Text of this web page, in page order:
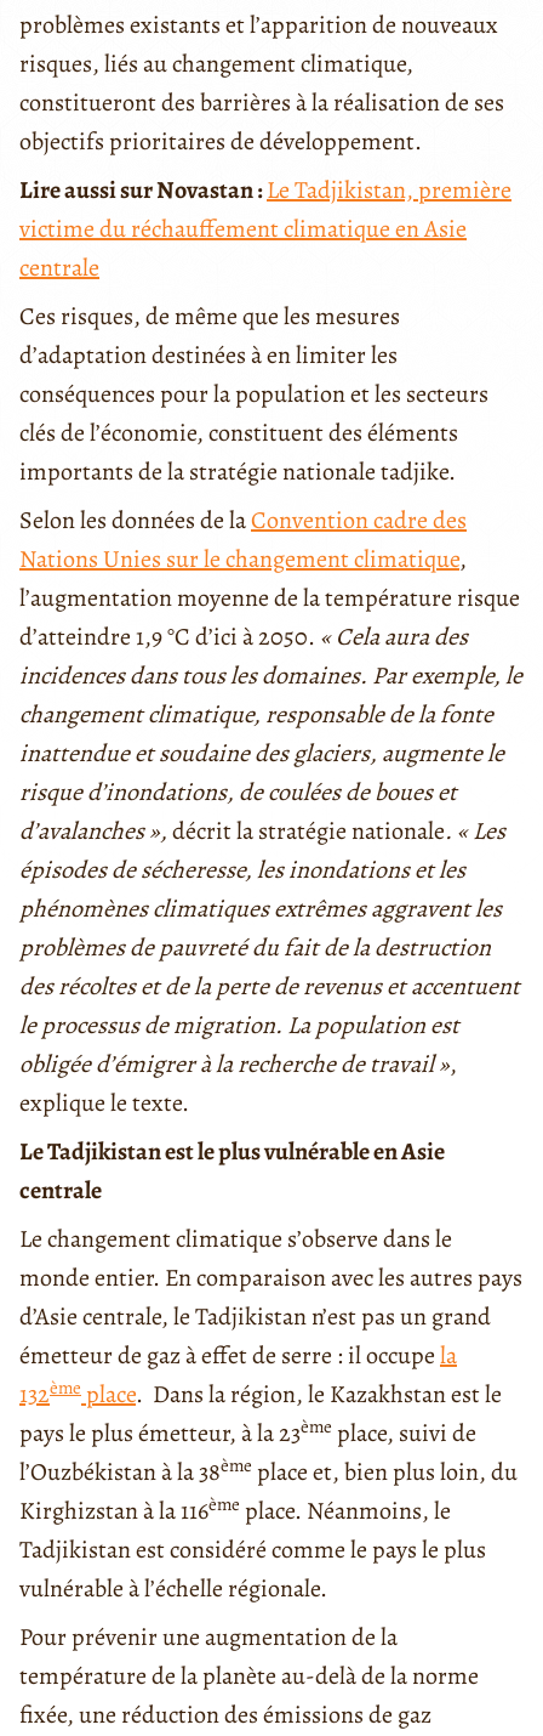
problèmes existants et l’apparition de nouveaux
risques, liés au changement climatique,
constitueront des barrières à la réalisation de ses
objectifs prioritaires de développement.
Lire aussi sur Novastan :Le Tadjikistan, première
victime du réchauffement climatique en Asie
centrale
Ces risques, de même que les mesures
d’adaptation destinées à en limiter les
conséquences pour la population et les secteurs
clés de l’économie, constituent des éléments
importants de la stratégie nationale tadjike.
Selon les données de laConvention cadre des
Nations Unies sur le changement climatique,
l’augmentation moyenne de la température risque
d’atteindre 1,9 °C d’ici à 2050. « Cela aura des
incidences dans tous les domaines. Par exemple, le
changement climatique, responsable de la fonte
inattendue et soudaine des glaciers, augmente le
risque d’inondations, de coulées de boues et
d’avalanches »,décrit la stratégie nationale. « Les
épisodes de sécheresse, les inondations et les
phénomènes climatiques extrêmes aggravent les
problèmes de pauvreté du fait de la destruction
des récoltes et de la perte de revenus et accentuent
le processus de migration. La population est
obligée d’émigrer à la recherche de travail »,
explique le texte.
Le Tadjikistan est le plus vulnérable en Asie
centrale
Le changement climatique s’observe dans le
monde entier. En comparaison avec les autres pays
d’Asie centrale, le Tadjikistan n’est pas un grand
émetteur de gaz à effet de serre : il occupela
132ème place. Dans la région, le Kazakhstan est le
pays le plus émetteur, à la 23ème place, suivi de
l’Ouzbékistan à la 38ème place et, bien plus loin, du
Kirghizstan à la 116ème place. Néanmoins, le
Tadjikistan est considéré comme le pays le plus
vulnérable à l’échelle régionale.
Pour prévenir une augmentation de la
température de la planète au-delà de la norme
fixée, une réduction des émissions de gaz